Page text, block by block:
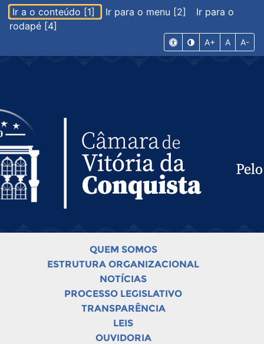
Ir a o conteúdo [1] Ir para o menu [2]
Ir para o
rodapé [4]
A+ A A-
QUEM SOMOS
ESTRUTURA ORGANIZACIONAL
NOTÍCIAS
PROCESSO LEGISLATIVO
TRANSPARÊNCIA
LEIS
OUVIDORIA